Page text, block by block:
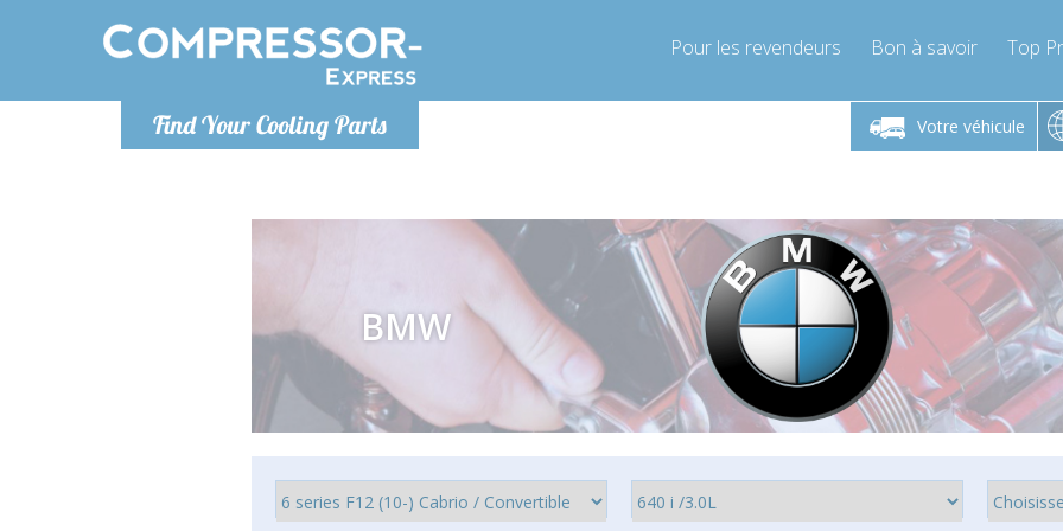
Find Your Cooling Parts
Pour les revendeurs Bon à savoir Top
Votre véhicule
Lundi-Vendredi 9h-17h Lundi-Vendredi 9h-17h
info@compressor-express.fr
Lundi-
BMW